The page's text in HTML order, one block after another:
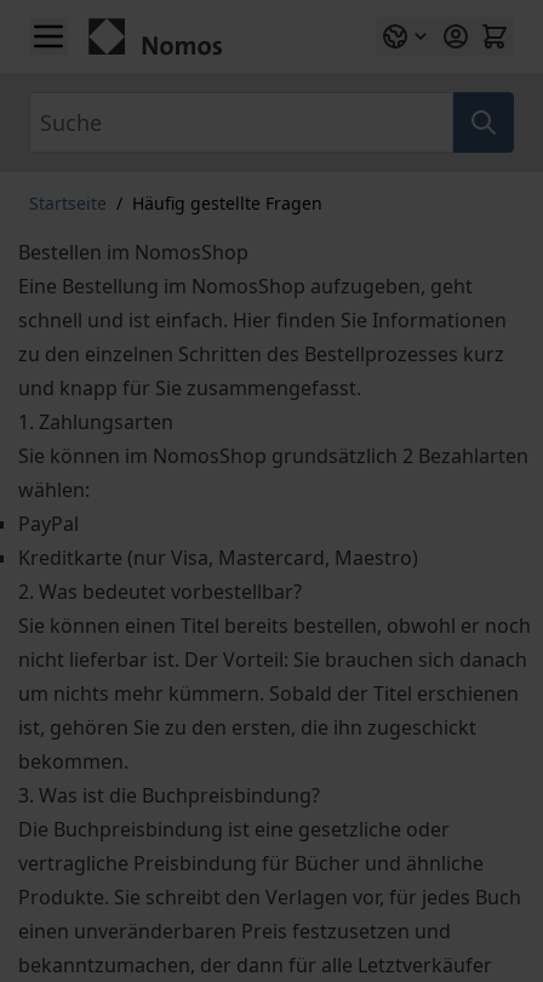
Zum Inhalt springen
Startseite / Häufig gestellte Fragen
Bestellen im NomosShop
Eine Bestellung im NomosShop aufzugeben, geht
schnell und ist einfach. Hier finden Sie Informationen
zu den einzelnen Schritten des Bestellprozesses kurz
und knapp für Sie zusammengefasst.
1. Zahlungsarten
Sie können im NomosShop grundsätzlich 2 Bezahlarten
wählen:
PayPal
Kreditkarte (nur Visa, Mastercard, Maestro)
2. Was bedeutet vorbestellbar?
Sie können einen Titel bereits bestellen, obwohl er noch
nicht lieferbar ist. Der Vorteil: Sie brauchen sich danach
um nichts mehr kümmern. Sobald der Titel erschienen
ist, gehören Sie zu den ersten, die ihn zugeschickt
bekommen.
3. Was ist die Buchpreisbindung?
Die Buchpreisbindung ist eine gesetzliche oder
vertragliche Preisbindung für Bücher und ähnliche
Produkte. Sie schreibt den Verlagen vor, für jedes Buch
einen unveränderbaren Preis festzusetzen und
bekanntzumachen, der dann für alle Letztverkäufer